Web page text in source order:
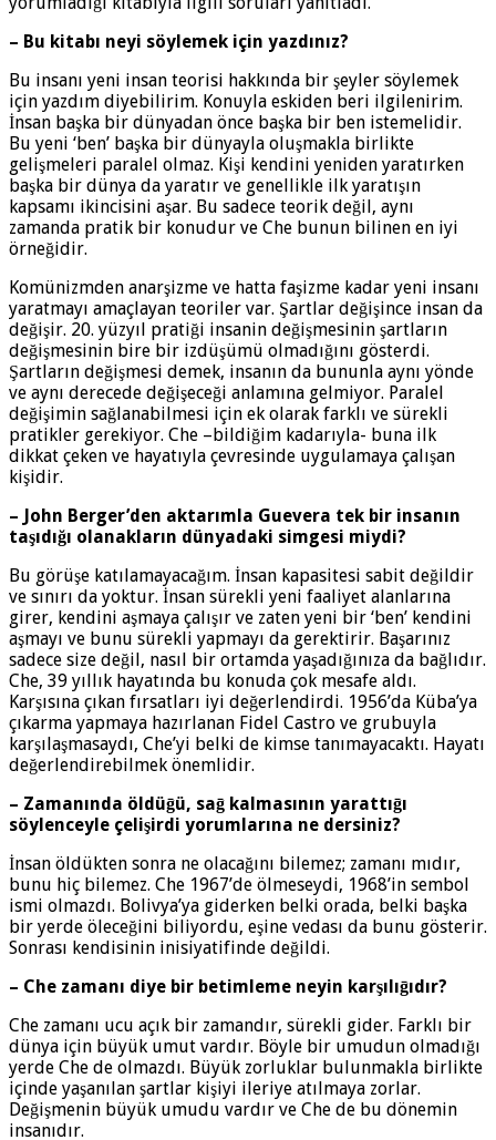
– Bu kitabı neyi söylemek için yazdınız?
Bu insanı yeni insan teorisi hakkında bir şeyler söylemek
için yazdım diyebilirim. Konuyla eskiden beri ilgilenirim.
İnsan başka bir dünyadan önce başka bir ben istemelidir.
Bu yeni ‘ben’ başka bir dünyayla oluşmakla birlikte
gelişmeleri paralel olmaz. Kişi kendini yeniden yaratırken
başka bir dünya da yaratır ve genellikle ilk yaratışın
kapsamı ikincisini aşar. Bu sadece teorik değil, aynı
zamanda pratik bir konudur ve Che bunun bilinen en iyi
örneğidir.
Komünizmden anarşizme ve hatta faşizme kadar yeni insanı
yaratmayı amaçlayan teoriler var. Şartlar değişince insan da
değişir. 20. yüzyıl pratiği insanin değişmesinin şartların
değişmesinin bire bir izdüşümü olmadığını gösterdi.
Şartların değişmesi demek, insanın da bununla aynı yönde
ve aynı derecede değişeceği anlamına gelmiyor. Paralel
değişimin sağlanabilmesi için ek olarak farklı ve sürekli
pratikler gerekiyor. Che –bildiğim kadarıyla- buna ilk
dikkat çeken ve hayatıyla çevresinde uygulamaya çalışan
kişidir.
– John Berger’den aktarımla Guevera tek bir insanın
taşıdığı olanakların dünyadaki simgesi miydi?
Bu görüşe katılamayacağım. İnsan kapasitesi sabit değildir
ve sınırı da yoktur. İnsan sürekli yeni faaliyet alanlarına
girer, kendini aşmaya çalışır ve zaten yeni bir ‘ben’ kendini
aşmayı ve bunu sürekli yapmayı da gerektirir. Başarınız
sadece size değil, nasıl bir ortamda yaşadığınıza da bağlıdır.
Che, 39 yıllık hayatında bu konuda çok mesafe aldı.
Karşısına çıkan fırsatları iyi değerlendirdi. 1956’da Küba’ya
çıkarma yapmaya hazırlanan Fidel Castro ve grubuyla
karşılaşmasaydı, Che’yi belki de kimse tanımayacaktı. Hayatı
değerlendirebilmek önemlidir.
– Zamanında öldüḡü, saḡ kalmasının yarattıḡı
söylenceyle çelişirdi yorumlarına ne dersiniz?
İnsan öldükten sonra ne olacağını bilemez; zamanı mıdır,
bunu hiç bilemez. Che 1967’de ölmeseydi, 1968’in sembol
ismi olmazdı. Bolivya’ya giderken belki orada, belki başka
bir yerde öleceğini biliyordu, eşine vedası da bunu gösterir.
Sonrası kendisinin inisiyatifinde değildi.
– Che zamanı diye bir betimleme neyin karşılıḡıdır?
Che zamanı ucu açık bir zamandır, sürekli gider. Farklı bir
dünya için büyük umut vardır. Böyle bir umudun olmadığı
yerde Che de olmazdı. Büyük zorluklar bulunmakla birlikte
içinde yaşanılan şartlar kişiyi ileriye atılmaya zorlar.
Değişmenin büyük umudu vardır ve Che de bu dönemin
insanıdır.